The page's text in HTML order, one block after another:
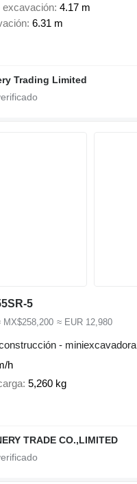
excavación 4.17 m
6.31 m
Trading Limited
5
MX$258,200 ≈ EUR 12,980
- miniexcavadora
h
5,260 kg
TRADE CO.,LIMITED